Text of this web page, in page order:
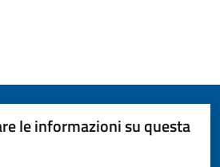
le informazioni su questa